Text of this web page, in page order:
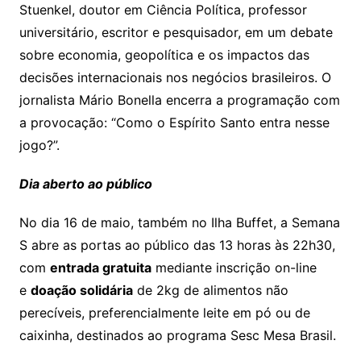
Stuenkel, doutor em Ciência Política, professor
universitário, escritor e pesquisador, em um debate
sobre economia, geopolítica e os impactos das
decisões internacionais nos negócios brasileiros. O
jornalista Mário Bonella encerra a programação com
a provocação: “Como o Espírito Santo entra nesse
jogo?”.
Dia aberto ao público
No dia 16 de maio, também no Ilha Buffet, a Semana
S abre as portas ao público das 13 horas às 22h30,
com entrada gratuitamediante inscrição on-line
e doação solidáriade 2kg de alimentos não
perecíveis, preferencialmente leite em pó ou de
caixinha, destinados ao programa Sesc Mesa Brasil.